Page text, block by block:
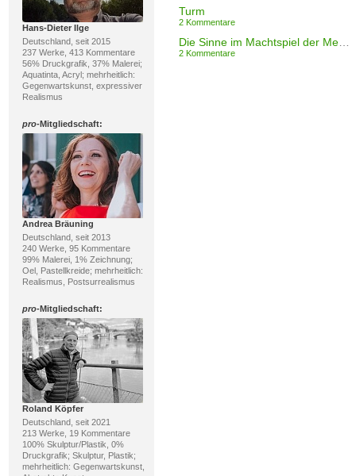
Hans-Dieter Ilge
Deutschland, seit 2015
237 Werke, 413 Kommentare
56% Druckgrafik, 37% Malerei;
Aquatinta, Acryl; mehrheitlich:
Gegenwartskunst, expressiver
Realismus
pro-Mitgliedschaft:
Andrea Bräuning
Deutschland, seit 2013
240 Werke, 95 Kommentare
99% Malerei, 1% Zeichnung;
Oel, Pastellkreide; mehrheitlich:
Realismus, Postsurrealismus
pro-Mitgliedschaft:
Roland Köpfer
Deutschland, seit 2021
213 Werke, 19 Kommentare
100% Skulptur/Plastik, 0%
Druckgrafik; Skulptur, Plastik;
mehrheitlich: Gegenwartskunst,
Turm
2 Kommentare
Die Sinne im Machtspiel der Menschheit-3
2 Kommentare